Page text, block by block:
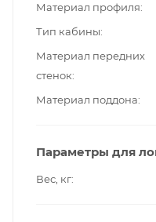
Материал профиля
Тип кабины
Материал передних
стенок
Материал поддона
Параметры для
Вес, кг